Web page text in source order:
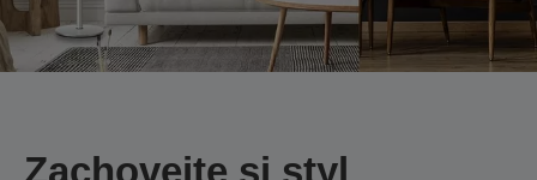
Zachovejte si styl